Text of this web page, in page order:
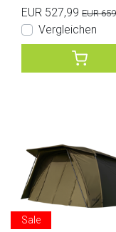
EUR 527,99 EUR
Vergleichen
Sale